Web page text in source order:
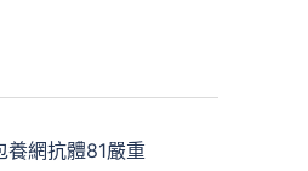
養網抗體81嚴重